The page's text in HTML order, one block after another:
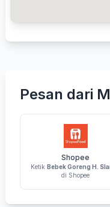
Pesan dari
Shopee
Ketik Bebek Goreng H.
di Shopee